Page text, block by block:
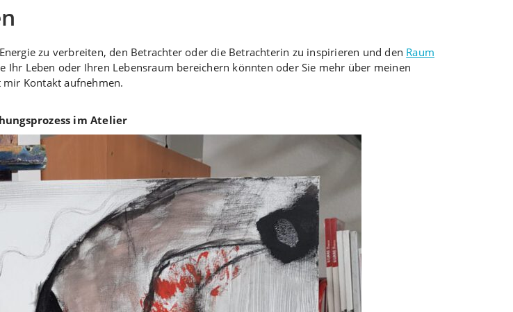
zu verbreiten, den Betrachter oder die Betrachterin zu inspirieren und den Raum
Ihr Leben oder Ihren Lebensraum bereichern könnten oder Sie mehr über meinen
Kontakt aufnehmen.
im Atelier